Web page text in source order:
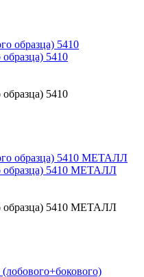
5410
5410
образца) 5410 МЕТАЛЛ
образца) 5410 МЕТАЛЛ